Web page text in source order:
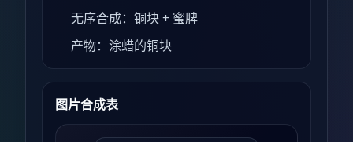
无序合成：铜块 + 蜜脾
产物：涂蜡的铜块
图片合成表